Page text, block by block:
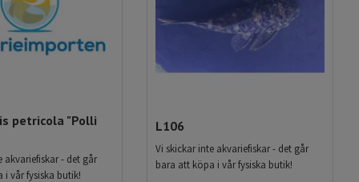
petricola "Polli
akvariefiskar - det går
i vår fysiska butik!
L106
Vi skickar inte akvariefiskar - det går
bara att köpa i vår fysiska butik!